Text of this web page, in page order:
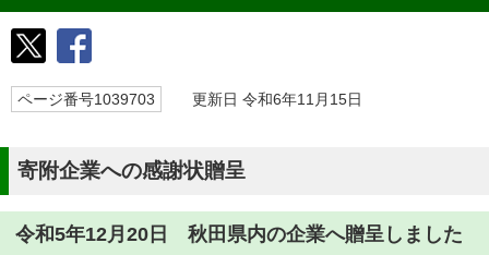
ページ番号1039703 更新日 令和6年11月15日
寄附企業への感謝状贈呈
令和5年12月20日 秋田県内の企業へ贈呈しました